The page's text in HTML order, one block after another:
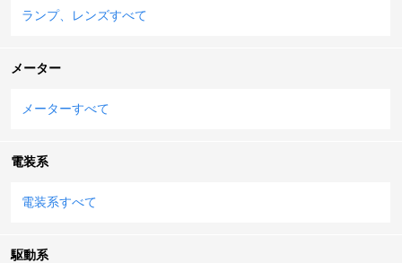
ランプ、レンズすべて
メーター
メーターすべて
電装系
電装系すべて
駆動系